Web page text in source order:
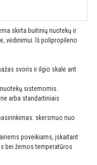
skirta buitinių nuotekų ir
vėdinimui. Iš polipropileno
svoris ir ilgio skalė ant
sistemomis.
arba standartiniais
skersmuo nuo
poveikiams, įskaitant
bei žemos temperatūros